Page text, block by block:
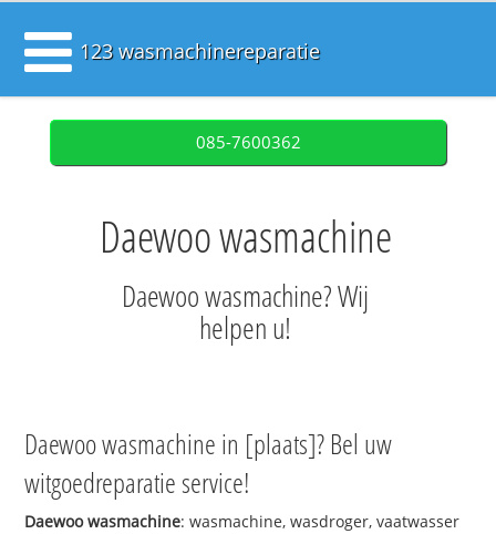
123 wasmachinereparatie
085-7600362
Daewoo wasmachine
Daewoo wasmachine? Wij
helpen u!
Daewoo wasmachine in [plaats]? Bel uw
witgoedreparatie service!
Daewoo wasmachine: wasmachine, wasdroger, vaatwasser